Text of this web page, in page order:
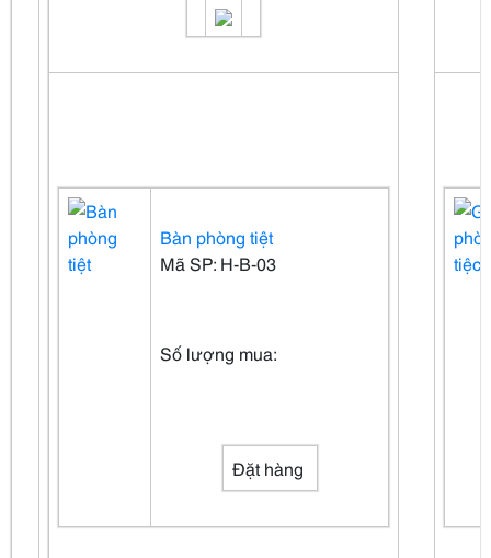
Bàn phòng tiệt
Mã SP: H-B-03
Số lượng mua:
Đặt hàng